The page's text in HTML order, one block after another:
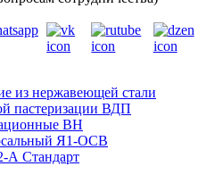
из нержавеющей стали
пастеризации ВДП
ВН
Я1-ОСВ
А Стандарт